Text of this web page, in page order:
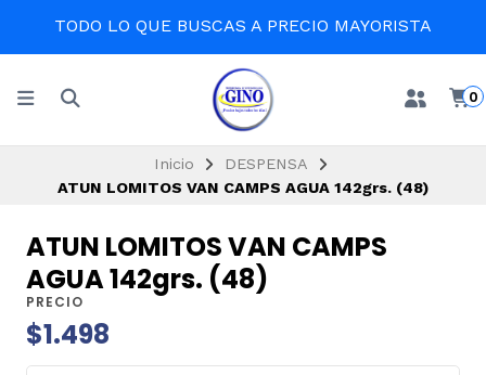
TODO LO QUE BUSCAS A PRECIO MAYORISTA
0
Inicio
DESPENSA
ATUN LOMITOS VAN CAMPS AGUA 142grs. (48)
ATUN LOMITOS VAN CAMPS
AGUA 142grs. (48)
PRECIO
$1.498